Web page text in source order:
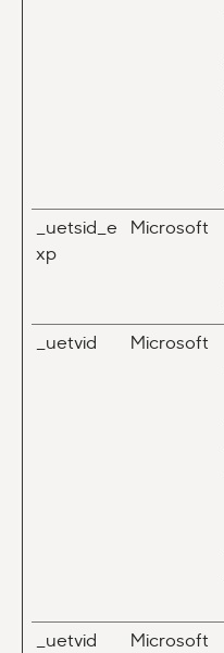
_uetsid_e
xp
Microsoft
_uetvid Microsoft
_uetvid Microsoft